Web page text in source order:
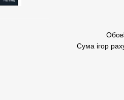
Сума ігор